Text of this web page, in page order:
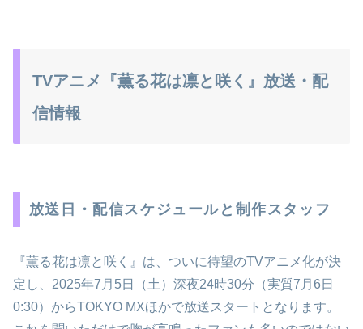
TVアニメ『薫る花は凛と咲く』放送・配
信情報
放送日・配信スケジュールと制作スタッフ
『薫る花は凛と咲く』は、ついに待望のTVアニメ化が決
定し、2025年7月5日（土）深夜24時30分（実質7月6日
0:30）からTOKYO MXほかで放送スタートとなります。